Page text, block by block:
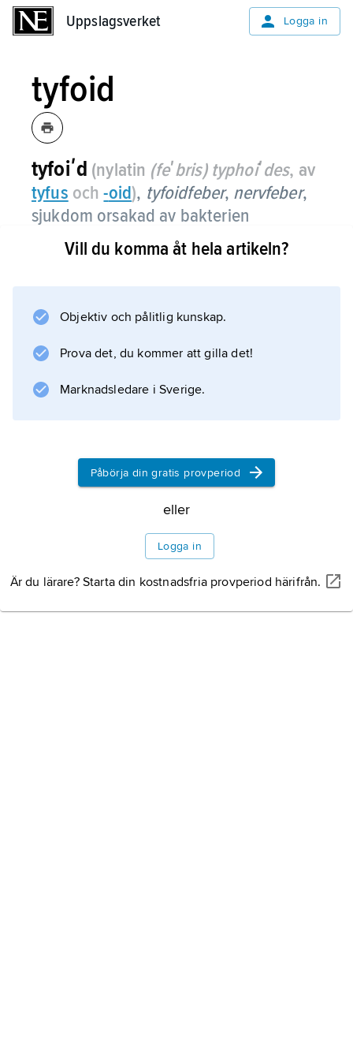
Uppslagsverket Logga in
tyfoid
tyfoiʹd (nylatin (feʹbris) typhoiʹdes, av
tyfus och-oid), tyfoidfeber, nervfeber,
sjukdom orsakad av bakterien
Salmoneʹlla tyʹphi
Symtom och diagnostik
Smittskydd och
Information om artikeln
Vill du komma åt hela artikeln?
Objektiv och pålitlig kunskap.
Prova det, du kommer att gilla det!
Marknadsledare i Sverige.
Påbörja din gratis provperiod
eller
Logga in
Är du lärare? Starta din kostnadsfria provperiod härifrån.